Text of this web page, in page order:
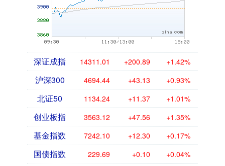
深证成指 14311.01 +200.89 +1.42%
沪深300 4694.44 +43.13 +0.93%
北证50 1134.24 +11.37 +1.01%
创业板指 3563.12 +47.56 +1.35%
基金指数 7242.10 +12.30 +0.17%
国债指数 229.69 +0.10 +0.04%